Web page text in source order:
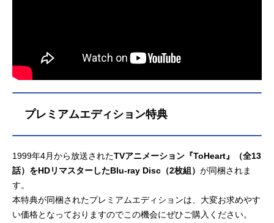
プレミアムエディション特典
1999年4月から放送されたTVアニメーション『ToHeart』（全13
話）をHDリマスターしたBlu-ray Disc（2枚組） が同梱されま
す。
本特典が同梱されたプレミアムエディションは、大変お求めやす
い価格となっておりますのでこの機会にぜひご購入ください。